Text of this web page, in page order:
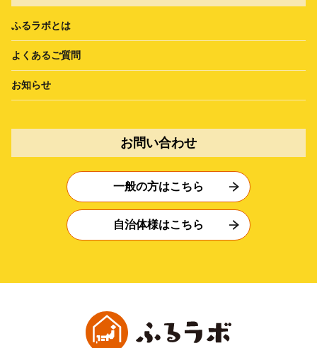
ふるラボとは
よくあるご質問
お知らせ
お問い合わせ
一般の方はこちら
自治体様はこちら